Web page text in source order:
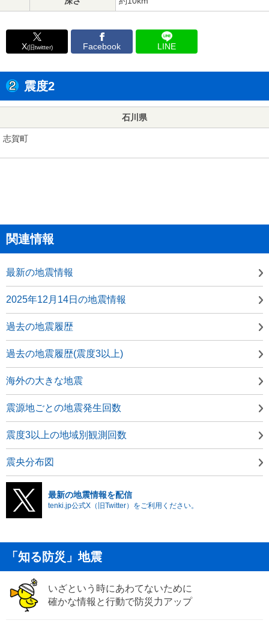
X(旧twitter) Facebook LINE
震度2
石川県
志賀町
関連情報
最新の地震情報
2025年12月14日の地震情報
過去の地震履歴
過去の地震履歴(震度3以上)
海外の大きな地震
震源地ごとの地震発生回数
震度3以上の地域別観測回数
震央分布図
最新の地震情報を配信
tenki.jp公式X（旧Twitter）をご利用ください。
「知る防災」地震
いざという時にあわてないために
確かな情報と行動で防災力アップ